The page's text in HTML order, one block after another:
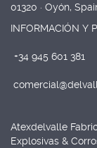
01320 · Oyón,
INFORMACIÓN Y
+34 945 601 381
Atexdelvalle
Explosivas &